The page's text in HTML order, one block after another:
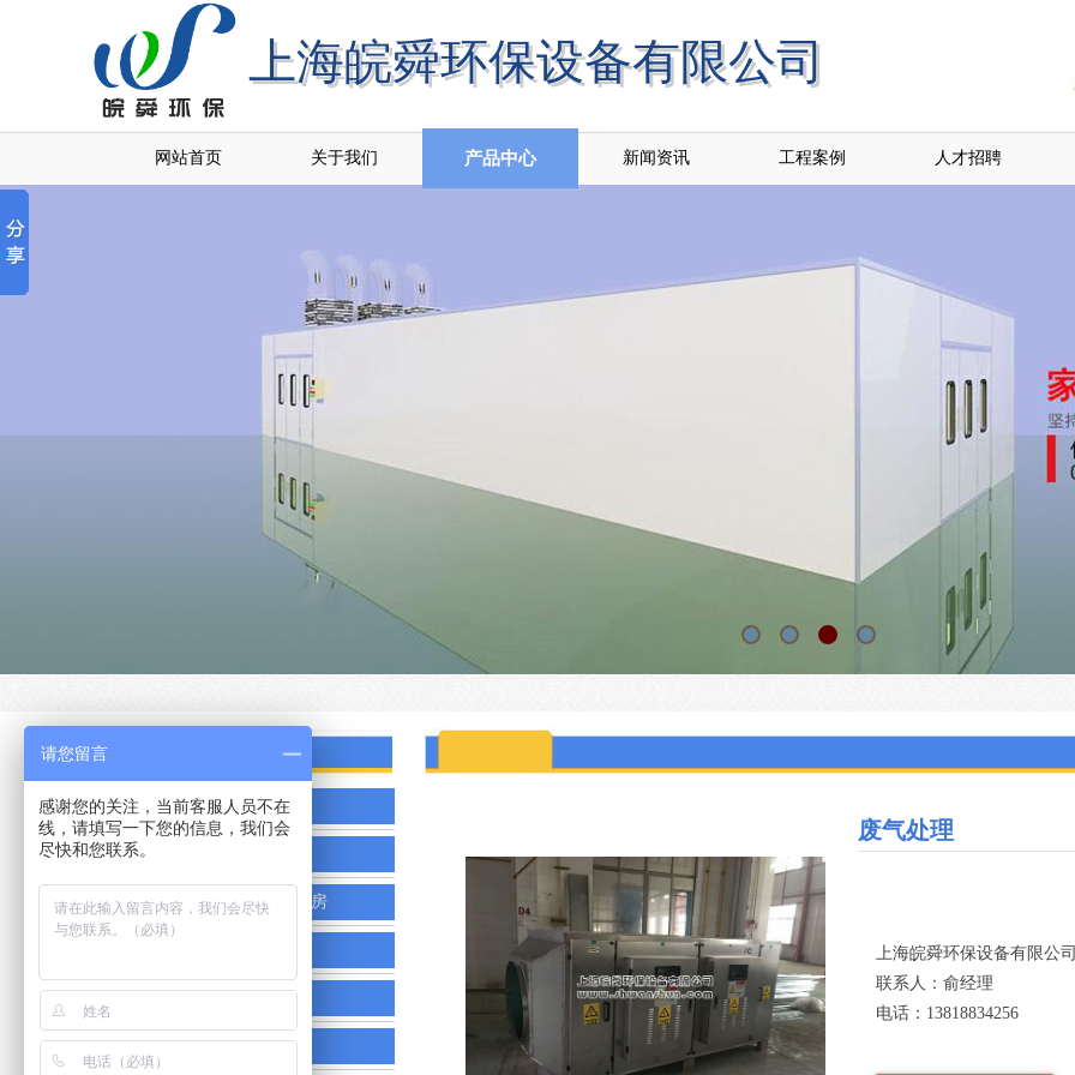
上海皖舜环保设备有限公司
上海皖舜环保设备有限公司
网站首页 关于我们 产品中心 新闻资讯 工程案例 人才招聘
废气处理
干式无尘环保喷烤漆房
移动伸缩房
废气处理
上海皖舜环保设备有限公
联系人：俞经理
电话：13818834256
请您留言
感谢您的关注，当前客服人员不在
线，请填写一下您的信息，我们会
尽快和您联系。